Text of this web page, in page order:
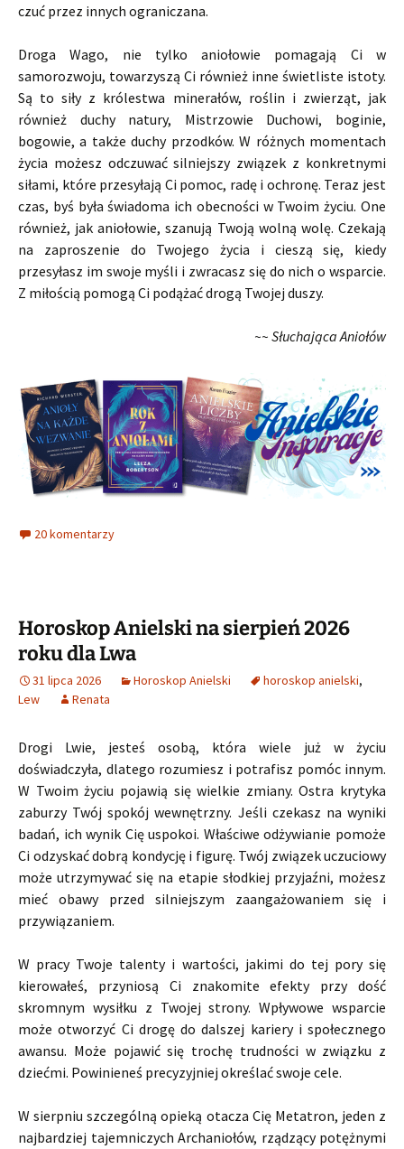
czuć przez innych ograniczana.
Droga Wago, nie tylko aniołowie pomagają Ci w
samorozwoju, towarzyszą Ci również inne świetliste istoty.
Są to siły z królestwa minerałów, roślin i zwierząt, jak
również duchy natury, Mistrzowie Duchowi, boginie,
bogowie, a także duchy przodków. W różnych momentach
życia możesz odczuwać silniejszy związek z konkretnymi
siłami, które przesyłają Ci pomoc, radę i ochronę. Teraz jest
czas, byś była świadoma ich obecności w Twoim życiu. One
również, jak aniołowie, szanują Twoją wolną wolę. Czekają
na zaproszenie do Twojego życia i cieszą się, kiedy
przesyłasz im swoje myśli i zwracasz się do nich o wsparcie.
Z miłością pomogą Ci podążać drogą Twojej duszy.
~~ Słuchająca Aniołów
20 komentarzy
Horoskop Anielski na sierpień 2026
roku dla Lwa
31 lipca 2026 Horoskop Anielski horoskop anielski,
Lew
Renata
Drogi Lwie, jesteś osobą, która wiele już w życiu
doświadczyła, dlatego rozumiesz i potrafisz pomóc innym.
W Twoim życiu pojawią się wielkie zmiany. Ostra krytyka
zaburzy Twój spokój wewnętrzny. Jeśli czekasz na wyniki
badań, ich wynik Cię uspokoi. Właściwe odżywianie pomoże
Ci odzyskać dobrą kondycję i figurę. Twój związek uczuciowy
może utrzymywać się na etapie słodkiej przyjaźni, możesz
mieć obawy przed silniejszym zaangażowaniem się i
przywiązaniem.
W pracy Twoje talenty i wartości, jakimi do tej pory się
kierowałeś, przyniosą Ci znakomite efekty przy dość
skromnym wysiłku z Twojej strony. Wpływowe wsparcie
może otworzyć Ci drogę do dalszej kariery i społecznego
awansu. Może pojawić się trochę trudności w związku z
dziećmi. Powinieneś precyzyjniej określać swoje cele.
W sierpniu szczególną opieką otacza Cię Metatron, jeden z
najbardziej tajemniczych Archaniołów, rządzący potężnymi